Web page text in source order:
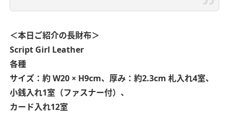
＜本日ご紹介の長財布＞
Script Girl Leather
各種
サイズ：約 W20 × H9cm、厚み：約2.3cm 札入れ4室、
小銭入れ1室（ファスナー付）、
カード入れ12室